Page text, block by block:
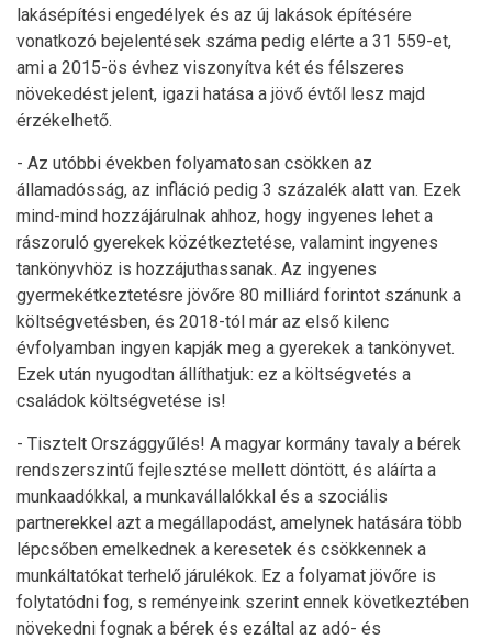
lakásépítési engedélyek és az új lakások építésére
vonatkozó bejelentések száma pedig elérte a 31 559-et,
ami a 2015-ös évhez viszonyítva két és félszeres
növekedést jelent, igazi hatása a jövő évtől lesz majd
érzékelhető.
- Az utóbbi években folyamatosan csökken az
államadósság, az infláció pedig 3 százalék alatt van. Ezek
mind-mind hozzájárulnak ahhoz, hogy ingyenes lehet a
rászoruló gyerekek közétkeztetése, valamint ingyenes
tankönyvhöz is hozzájuthassanak. Az ingyenes
gyermekétkeztetésre jövőre 80 milliárd forintot szánunk a
költségvetésben, és 2018-tól már az első kilenc
évfolyamban ingyen kapják meg a gyerekek a tankönyvet.
Ezek után nyugodtan állíthatjuk: ez a költségvetés a
családok költségvetése is!
- Tisztelt Országgyűlés! A magyar kormány tavaly a bérek
rendszerszintű fejlesztése mellett döntött, és aláírta a
munkaadókkal, a munkavállalókkal és a szociális
partnerekkel azt a megállapodást, amelynek hatására több
lépcsőben emelkednek a keresetek és csökkennek a
munkáltatókat terhelő járulékok. Ez a folyamat jövőre is
folytatódni fog, s reményeink szerint ennek következtében
növekedni fognak a bérek és ezáltal az adó- és